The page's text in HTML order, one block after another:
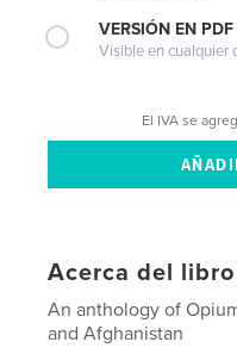
VERSIÓN EN
Visible en cualquier
El IVA se
Acerca del libro
An anthology of
and Afghanistan